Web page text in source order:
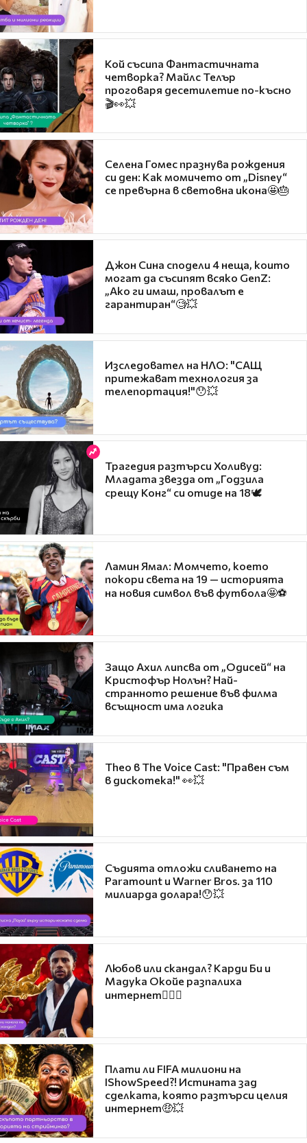
Кой съсипа Фантастичната
четворка? Майлс Телър
проговаря десетилетие по-късно
🎬👀💥
Селена Гомес празнува рождения
си ден: Как момичето от „Disney“
се превърна в световна икона🤩🎂
Джон Сина сподели 4 неща, които
могат да съсипят всяко GenZ:
„Ако ги имаш, провалът е
гарантиран“🧐💥
Изследовател на НЛО: "САЩ
притежават технология за
телепортация!"😯💥
Трагедия разтърси Холивуд:
Младата звезда от „Годзила
срещу Конг“ си отиде на 18🕊️
Ламин Ямал: Момчето, което
покори света на 19 — историята
на новия символ във футбола🤩⚽
Защо Ахил липсва от „Одисей“ на
Кристофър Нолън? Най-
странното решение във филма
всъщност има логика
Theo в The Voice Cast: "Правен съм
в дискотека!" 👀💥
Съдията отложи сливането на
Paramount и Warner Bros. за 110
милиарда долара!😯💥
Любов или скандал? Карди Би и
Мадука Окойе разпалиха
интернет❤️‍🔥🔥
Плати ли FIFA милиони на
IShowSpeed?! Истината зад
сделката, която разтърси целия
интернет🤑💥